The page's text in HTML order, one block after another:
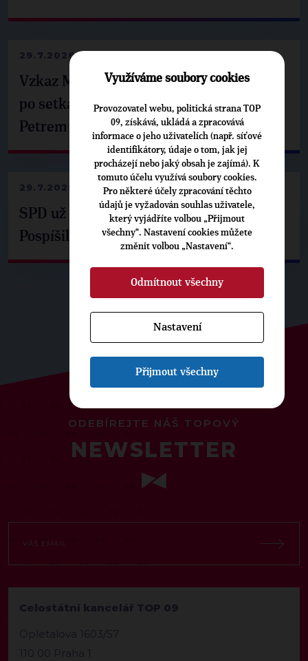
29.7.2026
Vzkaz Matěje Ondřeje Havla příznivcům
po setkání s prezidentem republiky
Petrem Pavlem
29.7.2026
SPD už není ve zprávě o extremismu.
Pospíšil: Je tu pachuť
ODEBÍREJTE NÁŠ TOPOVÝ
NEWSLETTER
Celostátní kancelář TOP 09
Opletalova 1603/57
110 00 Praha 1
Využíváme soubory cookies
Provozovatel webu, politická strana TOP
09, získává, ukládá a zpracovává
informace o jeho uživatelích (např. síťové
identifikátory, údaje o tom, jak jej
procházejí nebo jaký obsah je zajímá). K
tomuto účelu využívá soubory cookies.
Pro některé účely zpracování těchto
údajů je vyžadován souhlas uživatele,
který vyjádříte volbou „Přijmout
všechny“. Nastavení cookies můžete
změnit volbou „Nastavení“.
Odmítnout všechny
Nastavení
Přijmout všechny